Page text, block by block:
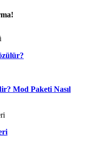
Mod Paketi Nasıl